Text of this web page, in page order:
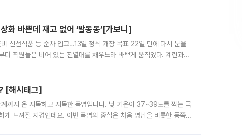
바쁜데 재고 없어 ‘발동동’[가보니]
신선식품 등 순차 입고…13일 정식 개장 목표 22일 만에 다시 문을
터 직원들은 비어 있는 진열대를 채우느라 바쁘게 움직였다. 계란과
[해시태그]
계까지 온 지독하고 지독한 폭염입니다. 낮 기온이 37~39도를 찍는 극
느껴질 지경인데요. 이번 폭염의 중심은 처음 영남을 비롯한 동쪽